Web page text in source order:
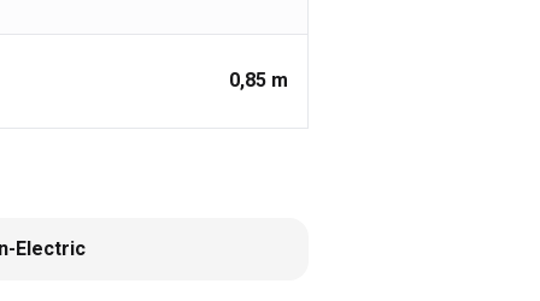
0,85 m
Electric